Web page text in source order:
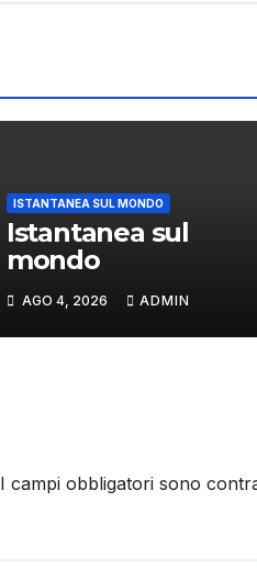
ISTANTANEA SUL MONDO
Istantanea sul
mondo
AGO 4, 2026 ADMIN
I campi obbligatori sono